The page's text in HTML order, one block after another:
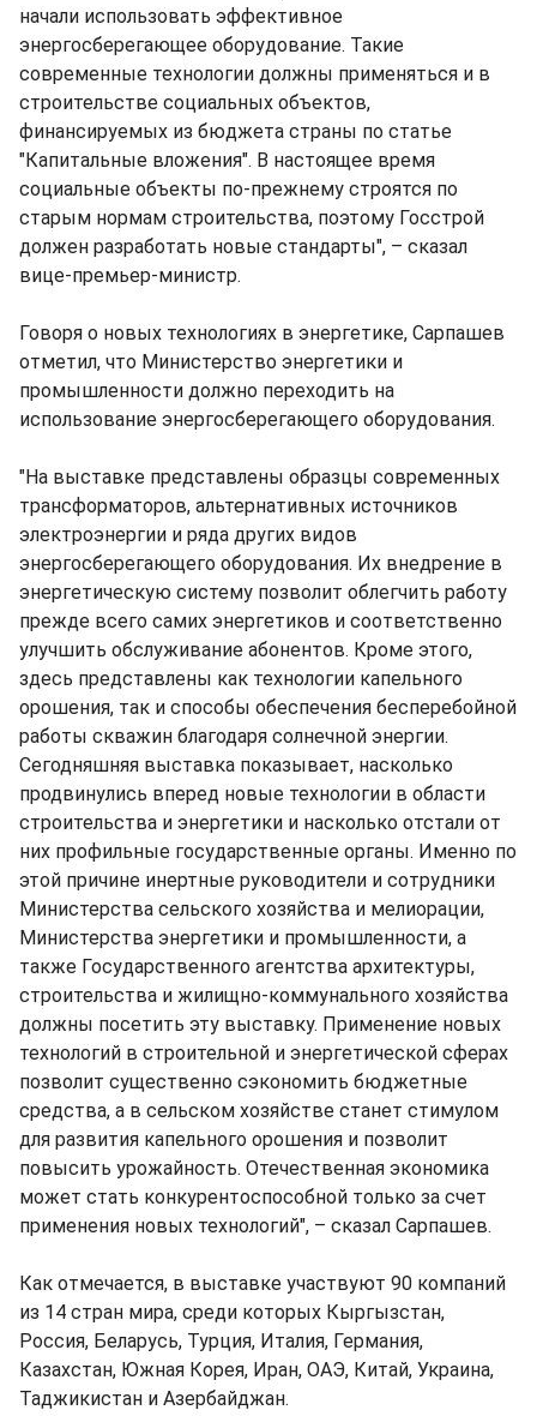
начали использовать эффективное
энергосберегающее оборудование. Такие
современные технологии должны применяться и в
строительстве социальных объектов,
финансируемых из бюджета страны по статье
"Капитальные вложения". В настоящее время
социальные объекты по-прежнему строятся по
старым нормам строительства, поэтому Госстрой
должен разработать новые стандарты", – сказал
вице-премьер-министр.
Говоря о новых технологиях в энергетике, Сарпашев
отметил, что Министерство энергетики и
промышленности должно переходить на
использование энергосберегающего оборудования.
"На выставке представлены образцы современных
трансформаторов, альтернативных источников
электроэнергии и ряда других видов
энергосберегающего оборудования. Их внедрение в
энергетическую систему позволит облегчить работу
прежде всего самих энергетиков и соответственно
улучшить обслуживание абонентов. Кроме этого,
здесь представлены как технологии капельного
орошения, так и способы обеспечения бесперебойной
работы скважин благодаря солнечной энергии.
Сегодняшняя выставка показывает, насколько
продвинулись вперед новые технологии в области
строительства и энергетики и насколько отстали от
них профильные государственные органы. Именно по
этой причине инертные руководители и сотрудники
Министерства сельского хозяйства и мелиорации,
Министерства энергетики и промышленности, а
также Государственного агентства архитектуры,
строительства и жилищно-коммунального хозяйства
должны посетить эту выставку. Применение новых
технологий в строительной и энергетической сферах
позволит существенно сэкономить бюджетные
средства, а в сельском хозяйстве станет стимулом
для развития капельного орошения и позволит
повысить урожайность. Отечественная экономика
может стать конкурентоспособной только за счет
применения новых технологий", – сказал Сарпашев.
Как отмечается, в выставке участвуют 90 компаний
из 14 стран мира, среди которых Кыргызстан,
Россия, Беларусь, Турция, Италия, Германия,
Казахстан, Южная Корея, Иран, ОАЭ, Китай, Украина,
Таджикистан и Азербайджан.